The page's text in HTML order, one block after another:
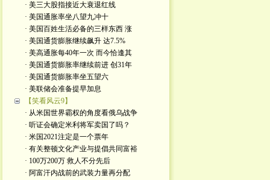
· 美三大股指接近大衰退红线
· 美国通胀率坐八望九冲十
· 美国百姓生活必备的三样东西 涨
· 美国通货膨胀继续飙升 达7.5%
· 美高通胀每40年一次 而今恰逢其
· 美国通货膨胀率继续前进 创31年
· 美国通货膨胀率坐五望六
· 美联储会准备提早加息
【笑看风云9】
· 从米国世界霸权的角度看俄乌战争
· 听证会确定米利将军卖国了吗？
· 米国2021注定是一个票年
· 有关整顿文化产业与提倡共同富裕
· 100万200万 救人不分先后
· 阿富汗内战前的武装力量再分配